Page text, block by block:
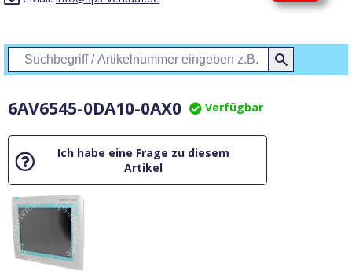
6AV6545-0DA10-0AX0 Verfügbar
Ich habe eine Frage zu diesem
Artikel